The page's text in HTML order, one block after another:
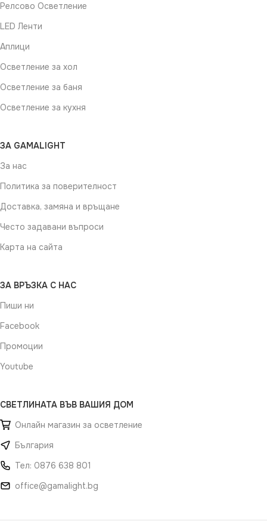
Релсово Осветление
LED Ленти
Аплици
Осветление за хол
Осветление за баня
Осветление за кухня
ЗА GAMALIGHT
За нас
Политика за поверителност
Доставка, замяна и връщане
Често задавани въпроси
Карта на сайта
ЗА ВРЪЗКА С НАС
Пиши ни
Facebook
Промоции
Youtube
СВЕТЛИНАТА ВЪВ ВАШИЯ ДОМ
Онлайн магазин за осветление
България
Тел: 0876 638 801
office@gamalight.bg